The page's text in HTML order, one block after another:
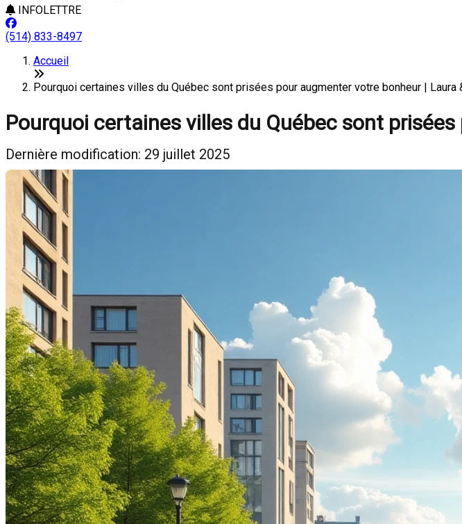
INFOLETTRE
(514) 833-8497
Accueil
Pourquoi certaines villes du Québec sont prisées pour augmenter votre bonheur | Laura
Pourquoi certaines villes du Québec sont
Dernière modification: 29 juillet 2025